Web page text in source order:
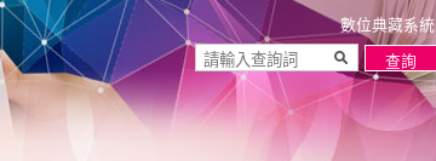
數位典藏系統